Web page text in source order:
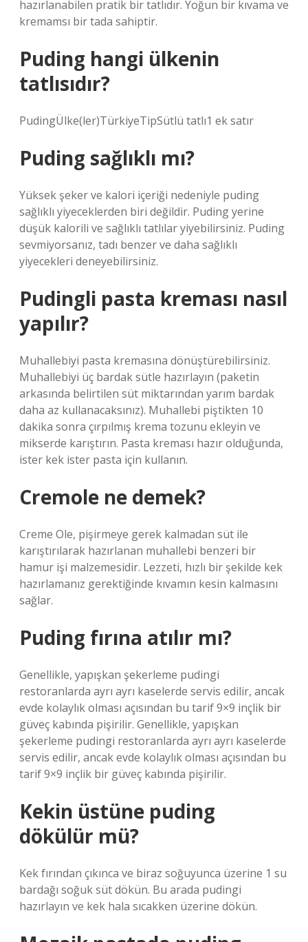
hazırlanabilen pratik bir tatlıdır. Yoğun bir kıvama ve
kremamsı bir tada sahiptir.
Puding hangi ülkenin
tatlısıdır?
PudingÜlke(ler)TürkiyeTipSütlü tatlı1 ek satır
Puding sağlıklı mı?
Yüksek şeker ve kalori içeriği nedeniyle puding
sağlıklı yiyeceklerden biri değildir. Puding yerine
düşük kalorili ve sağlıklı tatlılar yiyebilirsiniz. Puding
sevmiyorsanız, tadı benzer ve daha sağlıklı
yiyecekleri deneyebilirsiniz.
Pudingli pasta kreması nasıl
yapılır?
Muhallebiyi pasta kremasına dönüştürebilirsiniz.
Muhallebiyi üç bardak sütle hazırlayın (paketin
arkasında belirtilen süt miktarından yarım bardak
daha az kullanacaksınız). Muhallebi piştikten 10
dakika sonra çırpılmış krema tozunu ekleyin ve
mikserde karıştırın. Pasta kreması hazır olduğunda,
ister kek ister pasta için kullanın.
Cremole ne demek?
Creme Ole, pişirmeye gerek kalmadan süt ile
karıştırılarak hazırlanan muhallebi benzeri bir
hamur işi malzemesidir. Lezzeti, hızlı bir şekilde kek
hazırlamanız gerektiğinde kıvamın kesin kalmasını
sağlar.
Puding fırına atılır mı?
Genellikle, yapışkan şekerleme pudingi
restoranlarda ayrı ayrı kaselerde servis edilir, ancak
evde kolaylık olması açısından bu tarif 9×9 inçlik bir
güveç kabında pişirilir. Genellikle, yapışkan
şekerleme pudingi restoranlarda ayrı ayrı kaselerde
servis edilir, ancak evde kolaylık olması açısından bu
tarif 9×9 inçlik bir güveç kabında pişirilir.
Kekin üstüne puding
dökülür mü?
Kek fırından çıkınca ve biraz soğuyunca üzerine 1 su
bardağı soğuk süt dökün. Bu arada pudingi
hazırlayın ve kek hala sıcakken üzerine dökün.